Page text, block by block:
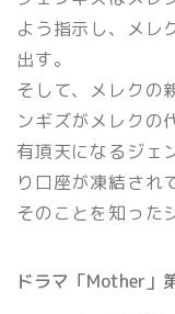
よう指示し、メレ
出す。
そして、メレクの
ンギズがメレクの
有頂天になるジェ
り口座が凍結され
そのことを知った
ドラマ「Mother」